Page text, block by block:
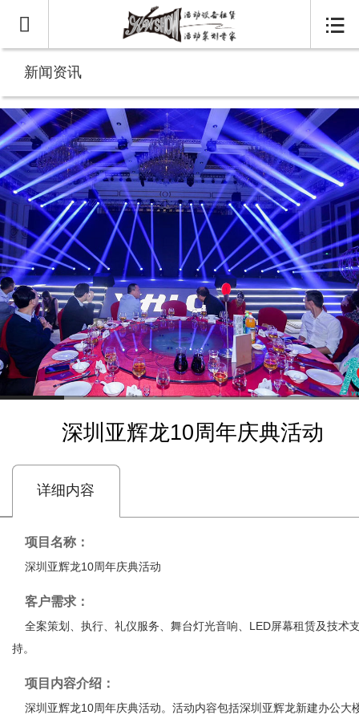
 
新闻资讯
深圳亚辉龙10周年庆典活动
详细内容
项目名称：
深圳亚辉龙10周年庆典活动
客户需求：
全案策划、执行、礼仪服务、舞台灯光音响、LED屏幕租赁及技术
持。
项目内容介绍：
深圳亚辉龙10周年庆典活动。活动内容包括深圳亚辉龙新建办公大